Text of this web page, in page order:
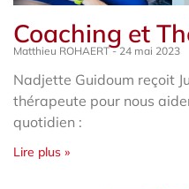
Coaching et
Matthieu ROHAERT 24 mai 2023
Nadjette Guidoum reçoit
thérapeute pour nous
quotidien :
Lire plus »